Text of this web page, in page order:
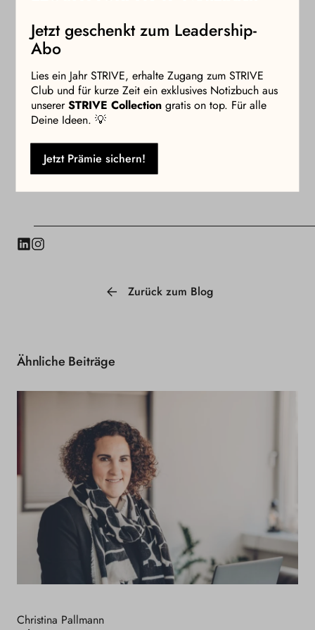
die neben nährenden Formeln für ein strahlendes Hautbild
ein vollständiges Spektrum an schlaffördernden und Stress-
darunter Schlafcremes, ein Kissenspray und eine Duftkerze,
wurden in Zusammenarbeit mit weltweit führenden
Parfümhäusern, sowie Experten für Schlaf- und
ganzheitlich, achtsam und auf wissenschaftlicher Basis zu
LinkedIn
Instagram
Zurück zum Blog
Ähnliche Beiträge
Christina Pallmann
Jetzt geschenkt zum Leadership-
Abo
Lies ein Jahr STRIVE, erhalte Zugang zum STRIVE
Club und für kurze Zeit ein exklusives Notizbuch aus
unsererSTRIVE Collection gratis on top. Für alle
Deine Ideen. 💡
Jetzt Prämie sichern!